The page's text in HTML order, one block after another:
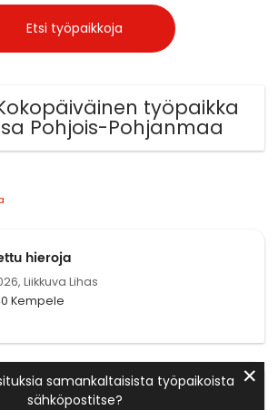
työpaikka
Pohjois-Pohjanmaa
hieroja
Liikkuva Lihas
Kempele
samankaltaisista työpaikoista
sähköpostitse?
✕